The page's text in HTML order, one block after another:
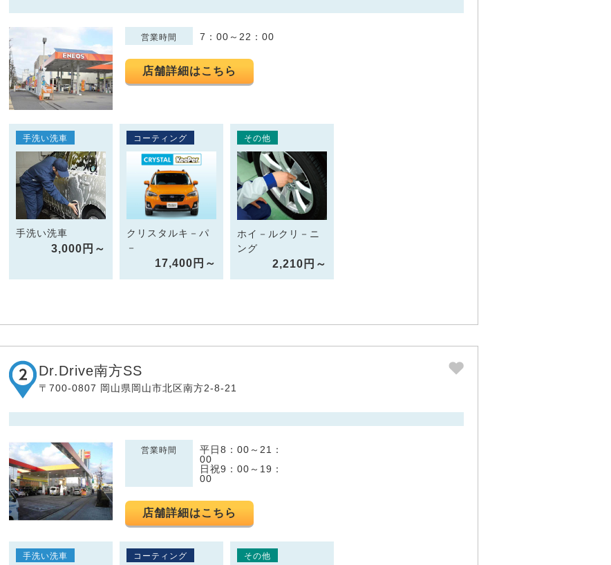
営業時間 7：00～22：00
店舗詳細はこちら
手洗い洗車
手洗い洗車
3,000円～
コーティング
クリスタルキ－パ
－
17,400円～
その他
ホイ－ルクリ－ニ
ング
2,210円～
Dr.Drive南方SS
〒700-0807 岡山県岡山市北区南方2-8-21
営業時間
平日8：00～21：
00
日祝9：00～19：
00
店舗詳細はこちら
手洗い洗車 コーティング その他